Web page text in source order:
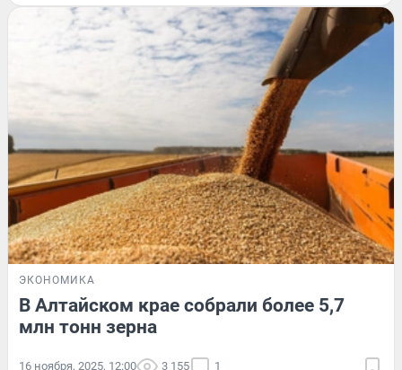
ЭКОНОМИКА
В Алтайском крае собрали более 5,7
млн тонн зерна
16 ноября, 2025, 12:00 3 155 1